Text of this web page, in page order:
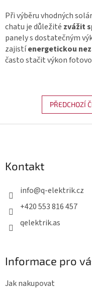
Při výběru vhodných
chatu je důležité zvážit
panely s dostatečným
zajistíenergetickou
často stačit výkon
PŘEDCHOZÍ
p
aKontakt
info@q-elektrik.cz
+420 553 816 457
qelektrik.as
Informace pro
Jak nakupovat